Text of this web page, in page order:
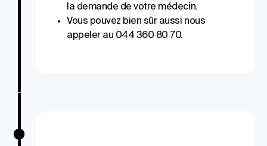
la demande de votre médecin.
Vous pouvez bien sûr aussi nous
appeler au 044 360 80 70.